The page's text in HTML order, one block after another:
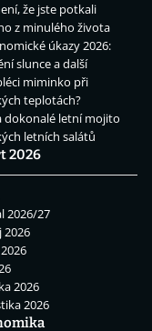
že jste potkali
z minulého života
úkazy 2026:
slunce a další
miminko při
teplotách?
dokonalé letní mojito
letních salátů
2026
2026/27
2026
2026
2026